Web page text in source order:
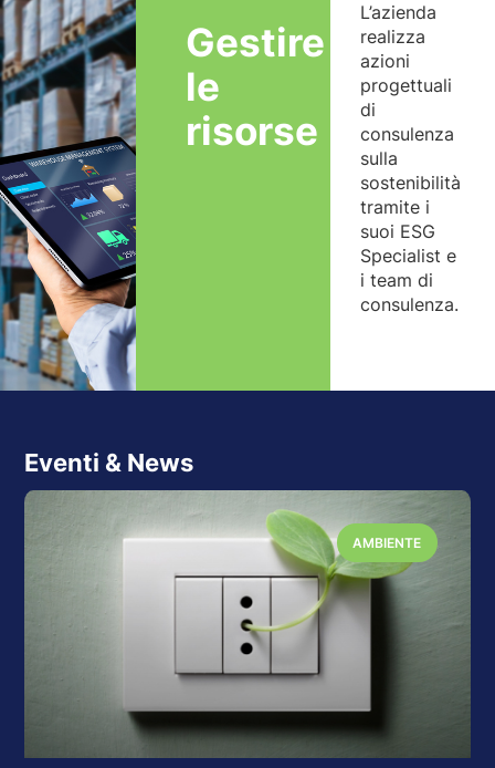
Gestire
le
risorse
L’azienda
realizza
azioni
progettuali
di
consulenza
sulla
sostenibilità
tramite i
suoi ESG
Specialist e
i team di
consulenza.
Eventi & News
AMBIENTE